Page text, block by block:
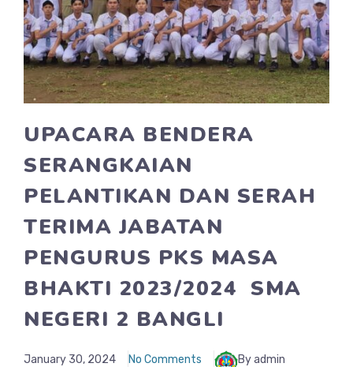
UPACARA BENDERA
SERANGKAIAN
PELANTIKAN DAN SERAH
TERIMA JABATAN
PENGURUS PKS MASA
BHAKTI 2023/2024 SMA
NEGERI 2 BANGLI
January 30, 2024 No Comments By admin